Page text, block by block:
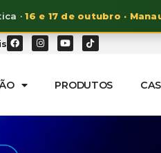
·16 e 17 de outubro ·
PRODUTOS